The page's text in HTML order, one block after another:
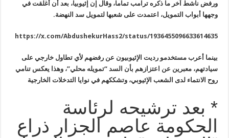
ورفض ناشط آخر ما ذكره ترامب تماما، وقال إن إثيوبيا، بعد أن أُغلقت في
وجهها أبواب التمويل، اعتمدت على شعبها لتمويل سد النهضة.
https://x.com/AbdushekurHass2/status/1936455096633614635
بينما أعرب مستخدمو رديت الإثيوبيون عن رفضهم لأي تطاول خارجي على
سيادتهم، معبرين عن اعتزازهم بأن السد “تمويله محلي”، وهذا يعكس تنامي
روح الانتماء لدى الشعب الإثيوبي، وتشككهم في نوايا التدخلات الخارجية
* بعد ترشيحه لرئاسة
الحكومة عاصم الجزار ذراع